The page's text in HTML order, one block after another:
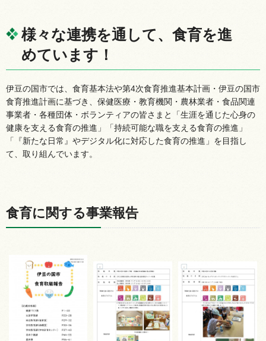
様々な連携を通して、食育を進
めています！
伊豆の国市では、食育基本法や第4次食育推進基本計画・伊豆の国市
食育推進計画に基づき、保健医療・教育機関・農林業者・食品関連
事業者・各種団体・ボランティアの皆さまと「生涯を通じた心身の
健康を支える食育の推進」「持続可能な職を支える食育の推進」
「『新たな日常』やデジタル化に対応した食育の推進」を目指し
て、取り組んでいます。
食育に関する事業報告